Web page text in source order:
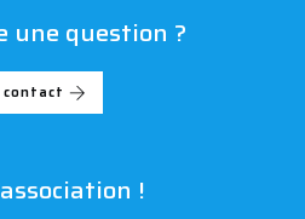
une question ?
contact
!